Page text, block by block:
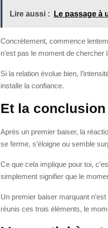
Lire aussi : Le passage à
Concrètement, commence
n’est pas le moment de
Si la relation évolue bien,
installe la confiance.
Et la conclusion
Après un premier baiser, la
se ferme, s’éloigne ou semble
Ce que cela implique pour toi,
simplement signifier que le
Un premier baiser marquant
réunis ces trois éléments, le